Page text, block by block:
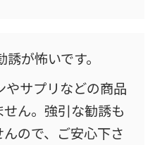
が怖いです。
やサプリなどの商品
ん。強引な勧誘も
ので、ご安心下さ